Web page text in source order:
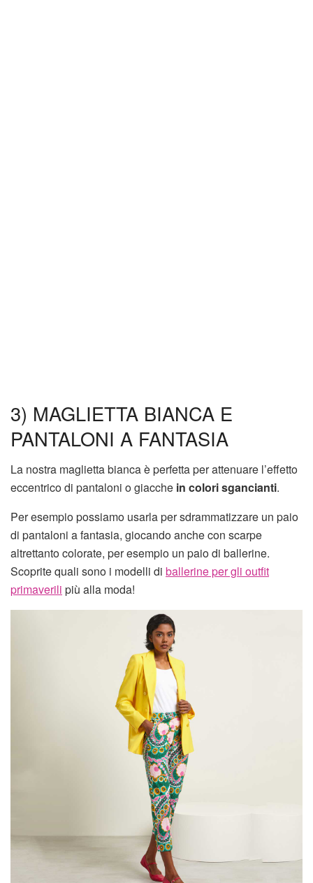
3) MAGLIETTA BIANCA E
PANTALONI A FANTASIA
La nostra maglietta bianca è perfetta per attenuare l’effetto
eccentrico di pantaloni o giacche in colori sgancianti.
Per esempio possiamo usarla per sdrammatizzare un paio
di pantaloni a fantasia, giocando anche con scarpe
altrettanto colorate, per esempio un paio di ballerine.
Scoprite quali sono i modelli di ballerine per gli outfit
primaverili più alla moda!